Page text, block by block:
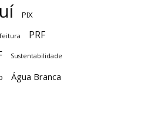
PIX
PRF
Sustentabilidade
Água Branca